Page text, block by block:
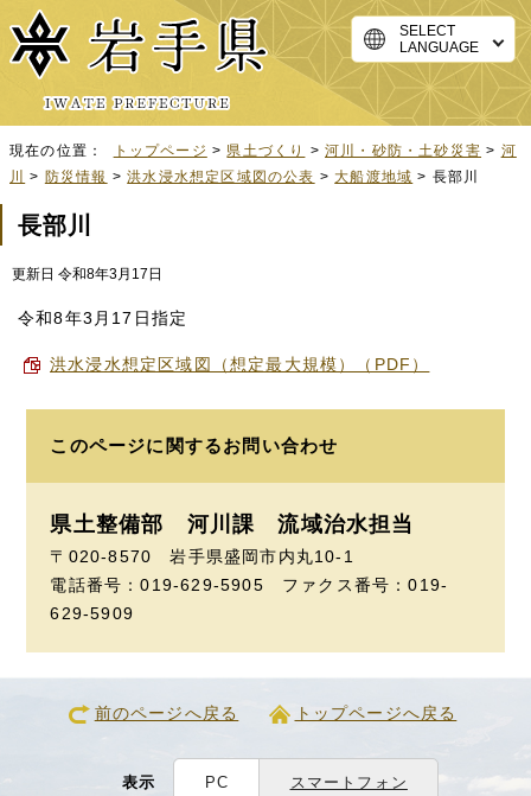
SELECT
LANGUAGE
現在の位置： トップページ > 県土づくり >河川・砂防・土砂災害 > 河
川
> 防災情報 >洪水浸水想定区域図の公表 >大船渡地域 > 長部川
長部川
更新日 令和8年3月17日
令和8年3月17日指定
洪水浸水想定区域図（想定最大規模）（PDF）
このページに関するお問い合わせ
県土整備部 河川課 流域治水担当
〒020-8570 岩手県盛岡市内丸10-1
電話番号：019-629-5905 ファクス番号：019-
629-5909
前のページへ戻る トップページへ戻る
表示 PC スマートフォン